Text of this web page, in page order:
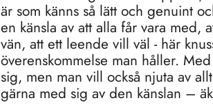
är som känns så lätt och genuint
en känsla av att alla får vara med,
vän, att ett leende vill väl - här
överenskommelse man håller.
sig, men man vill också njuta av
gärna med sig av den känslan –